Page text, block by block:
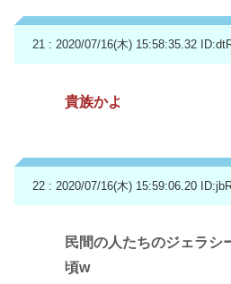
21 : 2020/07/16(木) 15:58:35.32
貴族かよ
22 : 2020/07/16(木) 15:59:06.20
民間の人たちのジェラシ
頃w